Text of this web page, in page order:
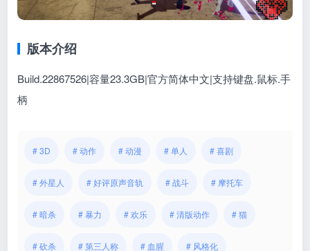
版本介绍
Build.22867526|容量23.3GB|官方简体中文|支持键盘.鼠标.手
柄
# 3D # 动作 # 动漫 # 单人 # 喜剧
# 外星人 # 好评原声音轨 # 战斗 # 摩托车
# 暗杀 # 暴力 # 欢乐 # 清版动作 # 猫
# 砍杀 # 第三人称 # 血腥 # 风格化